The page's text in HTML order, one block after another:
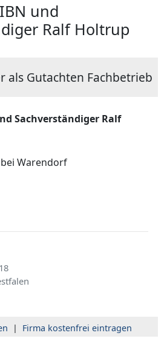
und
Ralf Holtrup
als Gutachten Fachbetrieb
Sachverständiger Ralf
Warendorf
| Firma kostenfrei eintragen